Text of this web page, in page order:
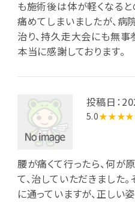
も施術後は体が軽くなると
痛めてしまいましたが、病
治り、持久走大会にも無事
本当に感謝しております。
投稿日：
5.0
腰が痛くて行ったら、何が
て、治していただきました
に通っていますが、正しい